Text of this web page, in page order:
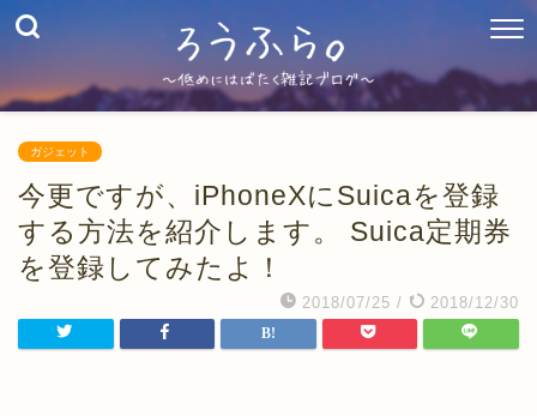
ガジェット
今更ですが、iPhoneXにSuicaを登録
する方法を紹介します。 Suica定期券
を登録してみたよ！
2018/07/25 / 2018/12/30